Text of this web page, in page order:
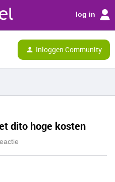
log in
Inloggen Community
dito hoge kosten